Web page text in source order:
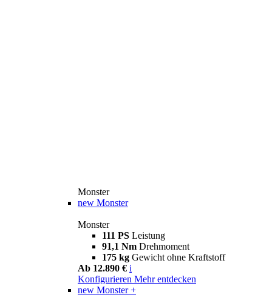
Monster
new Monster
Monster
111 PS Leistung
91,1 Nm Drehmoment
175 kg Gewicht ohne Kraftstoff
Ab 12.890 € i
Konfigurieren Mehr entdecken
new Monster +